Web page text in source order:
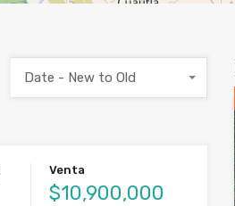
Date - New to Old
Venta
$10,900,000